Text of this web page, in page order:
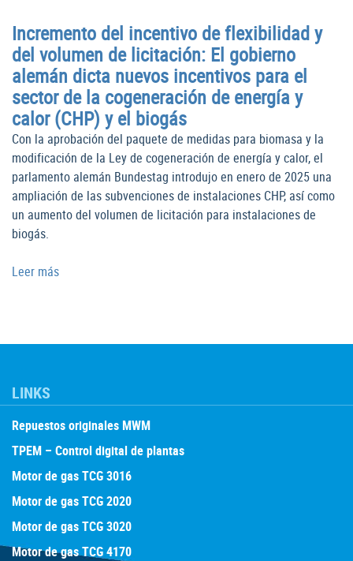
Incremento del incentivo de flexibilidad y
del volumen de licitación: El gobierno
alemán dicta nuevos incentivos para el
sector de la cogeneración de energía y
calor (CHP) y el biogás
Con la aprobación del paquete de medidas para biomasa y la
modificación de la Ley de cogeneración de energía y calor, el
parlamento alemán Bundestag introdujo en enero de 2025 una
ampliación de las subvenciones de instalaciones CHP, así como
un aumento del volumen de licitación para instalaciones de
biogás.
Leer más
LINKS
Repuestos originales MWM
TPEM – Control digital de plantas
Motor de gas TCG 3016
Motor de gas TCG 2020
Motor de gas TCG 3020
Motor de gas TCG 4170